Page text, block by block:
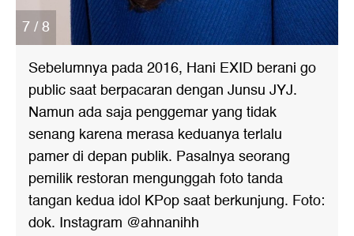
7 / 8
Sebelumnya pada 2016, Hani EXID berani go
public saat berpacaran dengan Junsu JYJ.
Namun ada saja penggemar yang tidak
senang karena merasa keduanya terlalu
pamer di depan publik. Pasalnya seorang
pemilik restoran mengunggah foto tanda
tangan kedua idol KPop saat berkunjung. Foto:
dok. Instagram @ahnanihh